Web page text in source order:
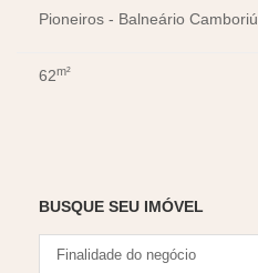
Pioneiros - Balneário Camboriú
62m²
BUSQUE SEU IMÓVEL
Tipo negociação
Finalidade do negócio